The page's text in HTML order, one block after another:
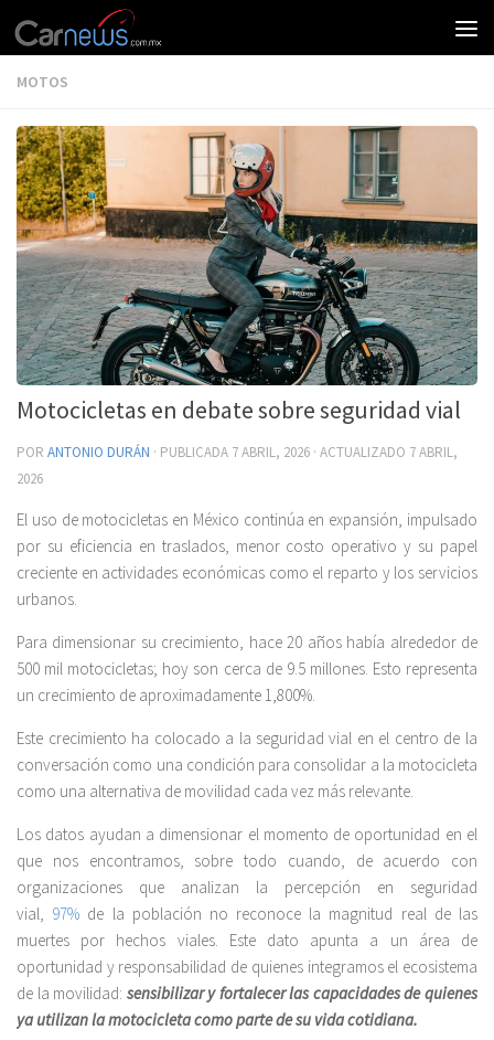
MOTOS
Motocicletas en debate sobre seguridad vial
POR ANTONIO DURÁN · PUBLICADA 7 ABRIL, 2026 · ACTUALIZADO 7 ABRIL,
2026
El uso de motocicletas en México continúa en expansión, impulsado
por su eficiencia en traslados, menor costo operativo y su papel
creciente en actividades económicas como el reparto y los servicios
urbanos.
Para dimensionar su crecimiento, hace 20 años había alrededor de
500 mil motocicletas; hoy son cerca de 9.5 millones. Esto representa
un crecimiento de aproximadamente 1,800%.
Este crecimiento ha colocado a la seguridad vial en el centro de la
conversación como una condición para consolidar a la motocicleta
como una alternativa de movilidad cada vez más relevante.
Los datos ayudan a dimensionar el momento de oportunidad en el
que nos encontramos, sobre todo cuando, de acuerdo con
organizaciones que analizan la percepción en seguridad
vial, 97% de la población no reconoce la magnitud real de las
muertes por hechos viales. Este dato apunta a un área de
oportunidad y responsabilidad de quienes integramos el ecosistema
de la movilidad: sensibilizar y fortalecer las capacidades de quienes
ya utilizan la motocicleta como parte de su vida cotidiana.